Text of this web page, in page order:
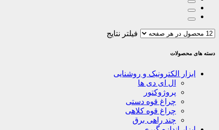
فیلتر نتایج
دسته های محصولات
ابزار الکترونیک و روشنایی
ال ای دی ها
پروژوکتور
چراغ قوه دستی
چراغ قوه کلاهی
چند راهی برق